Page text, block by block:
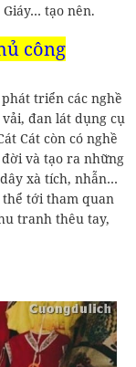
tạo nên.
công
triển các nghề
đan lát dụng cụ
Cát còn có nghề
và tạo ra những
xà tích, nhẫn…
thể tới tham quan
tranh thêu tay,